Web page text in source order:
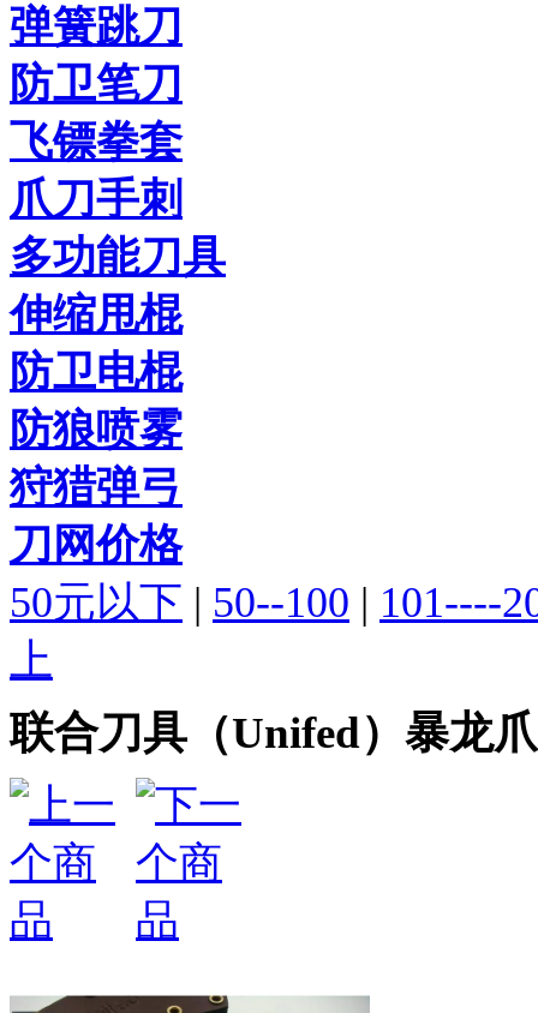
弹簧跳刀
防卫笔刀
飞镖拳套
爪刀手刺
多功能刀具
伸缩甩棍
防卫电棍
防狼喷雾
狩猎弹弓
刀网价格
50元以下 | 50--100 | 101----
上
联合刀具（Unifed）暴龙爪